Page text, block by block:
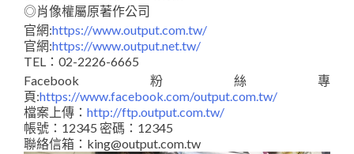
◎肖像權屬原著作公司
官網:https://www.output.com.tw/
官網:https://www.output.net.tw/
TEL：02-2226-6665
Facebook粉絲專
頁:https://www.facebook.com/output.com.tw/
檔案上傳： http://ftp.output.com.tw/
帳號：12345 密碼：12345
聯絡信箱：king@output.com.tw